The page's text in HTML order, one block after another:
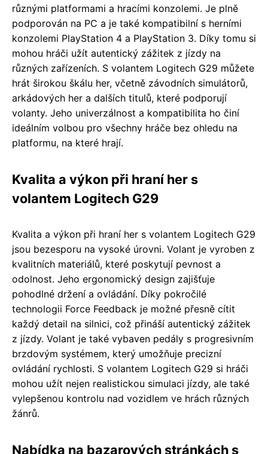
různými platformami a hracími konzolemi. Je plně
podporován na PC a je také kompatibilní s herními
konzolemi PlayStation 4 a PlayStation 3. Díky tomu si
mohou hráči užít autentický zážitek z jízdy na
různých zařízeních. S volantem Logitech G29 můžete
hrát širokou škálu her, včetně závodních simulátorů,
arkádových her a dalších titulů, které podporují
volanty. Jeho univerzálnost a kompatibilita ho činí
ideálním volbou pro všechny hráče bez ohledu na
platformu, na které hrají.
Kvalita a výkon při hraní her s
volantem Logitech G29
Kvalita a výkon při hraní her s volantem Logitech G29
jsou bezesporu na vysoké úrovni. Volant je vyroben z
kvalitních materiálů, které poskytují pevnost a
odolnost. Jeho ergonomický design zajišťuje
pohodlné držení a ovládání. Díky pokročilé
technologii Force Feedback je možné přesně cítit
každý detail na silnici, což přináší autentický zážitek
z jízdy. Volant je také vybaven pedály s progresivním
brzdovým systémem, který umožňuje precizní
ovládání rychlosti. S volantem Logitech G29 si hráči
mohou užít nejen realistickou simulaci jízdy, ale také
vylepšenou kontrolu nad vozidlem ve hrách různých
žánrů.
Nabídka na bazarových stránkách s